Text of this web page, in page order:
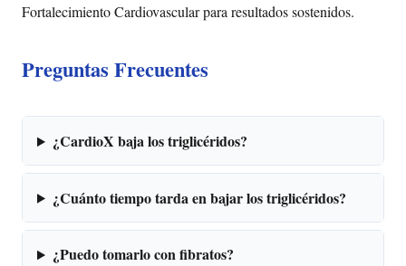
Fortalecimiento Cardiovascular para resultados sostenidos.
Preguntas Frecuentes
¿CardioX baja los triglicéridos?
¿Cuánto tiempo tarda en bajar los triglicéridos?
¿Puedo tomarlo con fibratos?